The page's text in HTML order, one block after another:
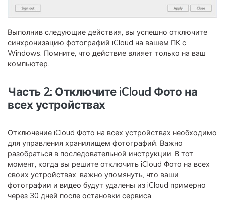
Выполнив следующие действия, вы успешно отключите
синхронизацию фотографий iCloud на вашем ПК с
Windows. Помните, что действие влияет только на ваш
компьютер.
Часть 2: Отключите iCloud Фото на
всех устройствах
Отключение iCloud Фото на всех устройствах необходимо
для управления хранилищем фотографий. Важно
разобраться в последовательной инструкции. В тот
момент, когда вы решите отключить iCloud Фото на всех
своих устройствах, важно упомянуть, что ваши
фотографии и видео будут удалены из iCloud примерно
через 30 дней после остановки сервиса.